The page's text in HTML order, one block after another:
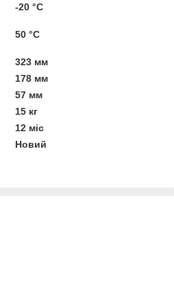
-20 °С
50 °С
323 мм
178 мм
57 мм
15 кг
12 міс
Новий